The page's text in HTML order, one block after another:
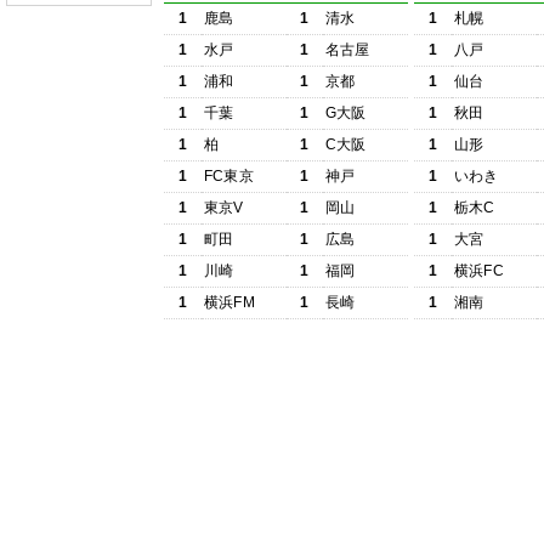
1 鹿島 1
清水
1
水戸 1
名古屋
1
浦和 1
京都
1
千葉 1
G大阪
1
柏 1
C大阪
1
FC東京 1
神戸
1
東京V 1
岡山
1
町田 1
広島
1
川崎 1
福岡
1
横浜FM 1 長崎
1
札幌
1
八戸
1
仙台
1
秋田
1
山形
1
いわき
1
栃木C
1
大宮
1
横浜FC
1
湘南